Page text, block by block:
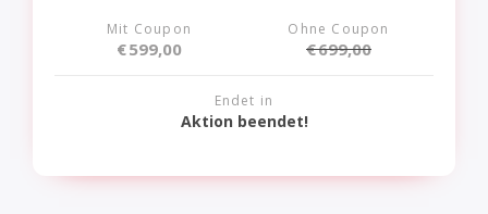
Mit Coupon
€599,00
Ohne Coupon
€699,00
Endet in
Aktion beendet!